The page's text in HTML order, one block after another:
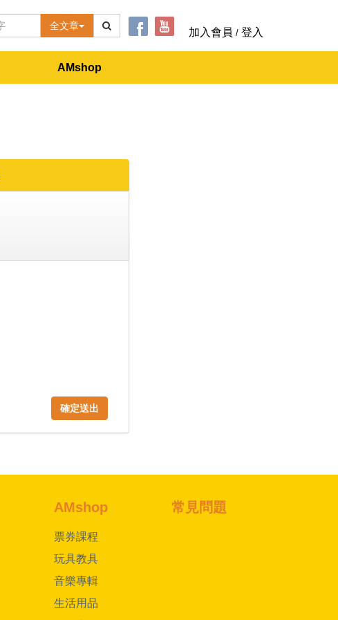
全文章
加入會員 / 登入
AMshop
確定送出
AMshop
票券課程
玩具教具
音樂專輯
生活用品
常見問題